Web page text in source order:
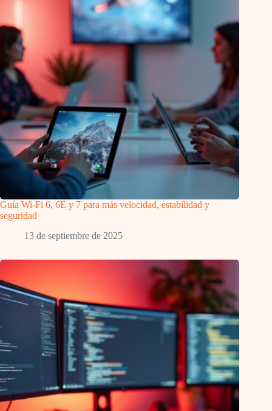
Guía Wi-Fi 6, 6E y 7 para más velocidad, estabilidad y
seguridad
13 de septiembre de 2025